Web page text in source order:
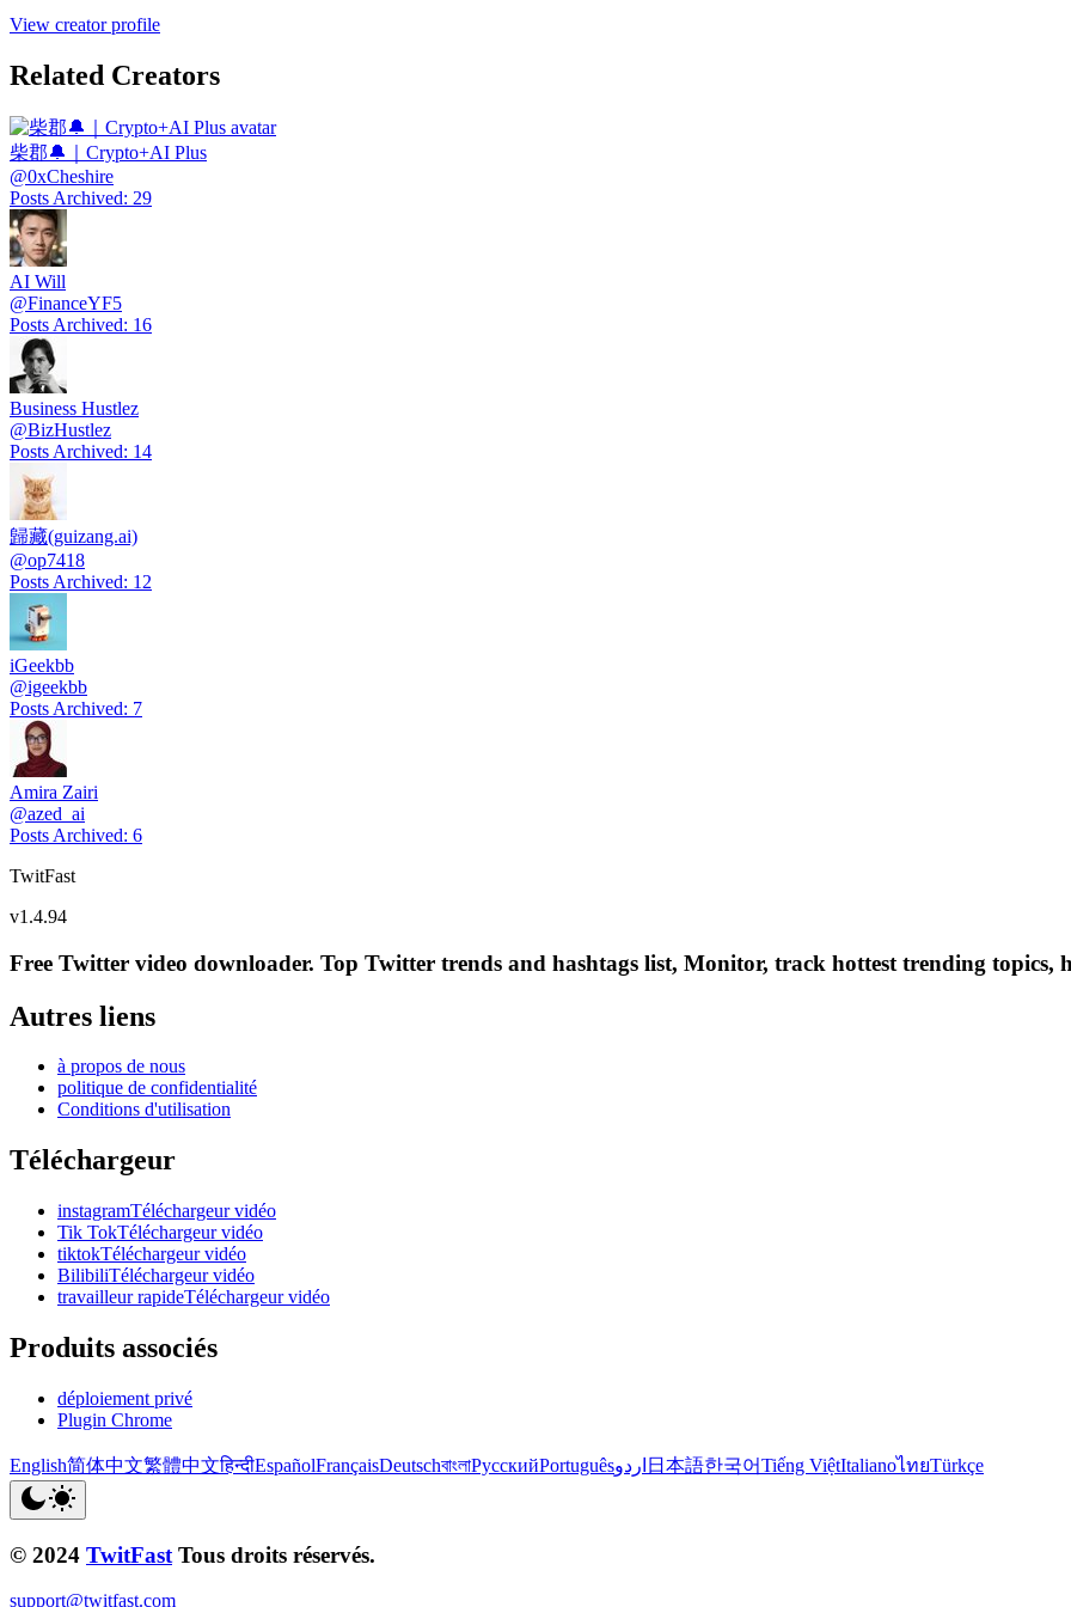
View creator profile
Related Creators
柴郡🔔｜Crypto+AI Plus
@0xCheshire
Posts Archived: 29
AI Will
@FinanceYF5
Posts Archived: 16
Business Hustlez
@BizHustlez
Posts Archived: 14
歸藏(guizang.ai)
@op7418
Posts Archived: 12
iGeekbb
@igeekbb
Posts Archived: 7
Amira Zairi
@azed_ai
Posts Archived: 6
TwitFast
v1.4.94
Free Twitter video downloader. Top Twitter trends and hashtags list, Monitor, track hottest trending topics,
Autres liens
à propos de nous
politique de confidentialité
Conditions d'utilisation
Téléchargeur
instagramTéléchargeur vidéo
Tik TokTéléchargeur vidéo
tiktokTéléchargeur vidéo
BilibiliTéléchargeur vidéo
travailleur rapideTéléchargeur vidéo
Produits associés
déploiement privé
Plugin Chrome
English简体中文繁體中文हिन्दीEspañolFrançaisDeutschবাংলাРусскийPortuguêsاردو 日本語한국어Tiếng ViệtItalianoไทยTürkçe
© 2024 TwitFast Tous droits réservés.
support@twitfast.com